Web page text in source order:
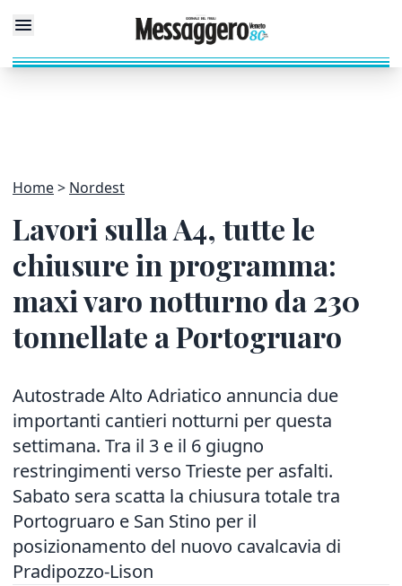
Home Nordest
Lavori sulla A4, tutte le
chiusure in programma:
maxi varo notturno da 230
tonnellate a Portogruaro
Autostrade Alto Adriatico annuncia due
importanti cantieri notturni per questa
settimana. Tra il 3 e il 6 giugno
restringimenti verso Trieste per asfalti.
Sabato sera scatta la chiusura totale tra
Portogruaro e San Stino per il
posizionamento del nuovo cavalcavia di
Pradipozzo-Lison